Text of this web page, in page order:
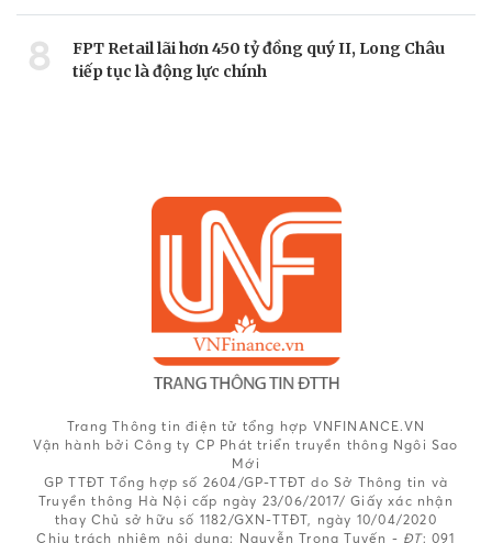
8
FPT Retail lãi hơn 450 tỷ đồng quý II, Long Châu
tiếp tục là động lực chính
Trang Thông tin điện tử tổng hợp VNFINANCE.VN
Vận hành bởi Công ty CP Phát triển truyền thông Ngôi Sao
Mới
GP TTĐT Tổng hợp số 2604/GP-TTĐT do Sở Thông tin và
Truyền thông Hà Nội cấp ngày 23/06/2017/ Giấy xác nhận
thay Chủ sở hữu số 1182/GXN-TTĐT, ngày 10/04/2020
Chịu trách nhiệm nội dung: Nguyễn Trọng Tuyến - ĐT: 091